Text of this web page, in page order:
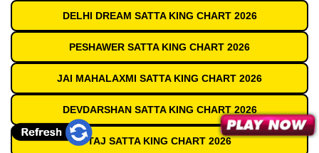
DELHI DREAM SATTA KING CHART 2026
PESHAWER SATTA KING CHART 2026
JAI MAHALAXMI SATTA KING CHART 2026
DEVDARSHAN SATTA KING CHART 2026
TAJ SATTA KING CHART 2026